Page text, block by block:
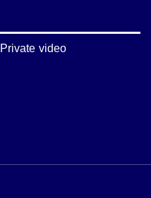
Private video